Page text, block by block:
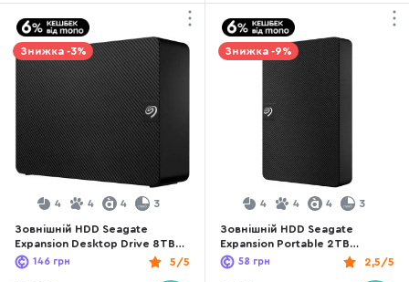
Знижка -3%
4 4 4 3
Зовнішній HDD Seagate
Expansion Desktop Drive 8TB
Black (STKP8000400)
5/5
146 грн
Знижка -9%
4 4 4 3
Зовнішній HDD Seagate
Expansion Portable 2TB
(STKM2000400)
2,5/5
58 грн